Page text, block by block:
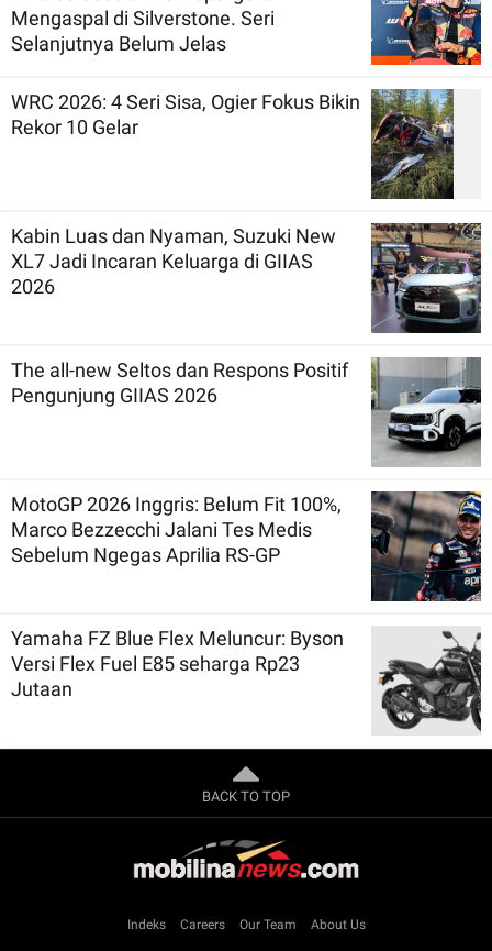
Mengaspal di Silverstone. Seri
Selanjutnya Belum Jelas
WRC 2026: 4 Seri Sisa, Ogier Fokus Bikin
Rekor 10 Gelar
Kabin Luas dan Nyaman, Suzuki New
XL7 Jadi Incaran Keluarga di GIIAS
2026
The all-new Seltos dan Respons Positif
Pengunjung GIIAS 2026
MotoGP 2026 Inggris: Belum Fit 100%,
Marco Bezzecchi Jalani Tes Medis
Sebelum Ngegas Aprilia RS-GP
Yamaha FZ Blue Flex Meluncur: Byson
Versi Flex Fuel E85 seharga Rp23
Jutaan
BACK TO TOP
Indeks Careers Our Team About Us